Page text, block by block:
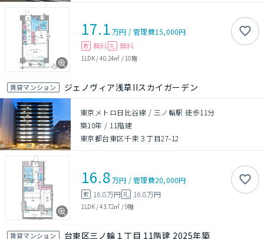
17.1 万円 /管理費15,000円
敷 無料 礼 無料
1LDK/40.24㎡ / 10階
賃貸マンション ジェノヴィア浅草IIスカイガーデン
東京メトロ日比谷線 / 三ノ輪駅 徒歩11分
築10年 / 11階建
東京都台東区千束３丁目27-12
16.8万円 /管理費20,000円
敷 16.8万円 礼 16.8万円
1LDK/43.72㎡ /9階
賃貸マンション 台東区三ノ輪１丁目 11階建 2025年築